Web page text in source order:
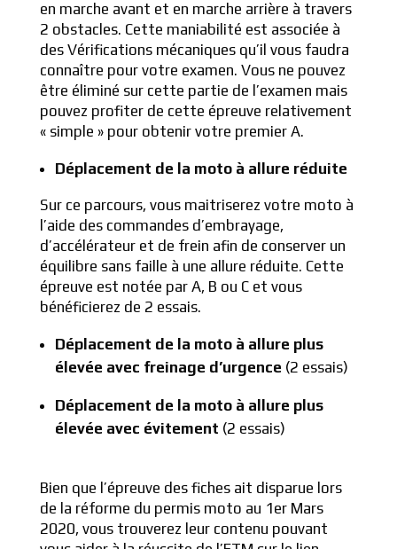
en marche avant et en marche arrière à travers
2 obstacles. Cette maniabilité est associée à
des Vérifications mécaniques qu’il vous faudra
connaître pour votre examen. Vous ne pouvez
être éliminé sur cette partie de l’examen mais
pouvez profiter de cette épreuve relativement
« simple » pour obtenir votre premier A.
Déplacement de la moto à allure réduite
Sur ce parcours, vous maitriserez votre moto à
l’aide des commandes d’embrayage,
d’accélérateur et de frein afin de conserver un
équilibre sans faille à une allure réduite. Cette
épreuve est notée par A, B ou C et vous
bénéficierez de 2 essais.
Déplacement de la moto à allure plus
élevée avec freinage d’urgence (2 essais)
Déplacement de la moto à allure plus
élevée avec évitement (2 essais)
Bien que l’épreuve des fiches ait disparue lors
de la réforme du permis moto au 1er Mars
2020, vous trouverez leur contenu pouvant